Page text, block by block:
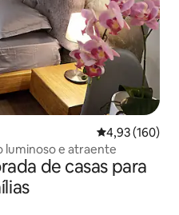
4,93 de uma
4,93 (160)
luminoso e atraente
de casas para